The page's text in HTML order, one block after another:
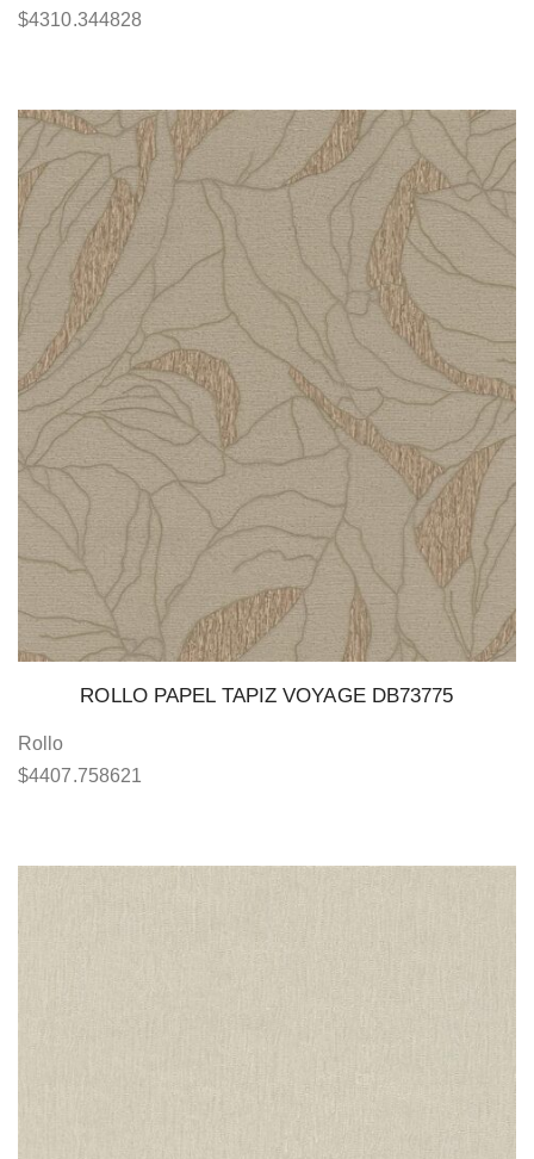
$4310.344828
ROLLO PAPEL TAPIZ VOYAGE DB73775
Rollo
$4407.758621